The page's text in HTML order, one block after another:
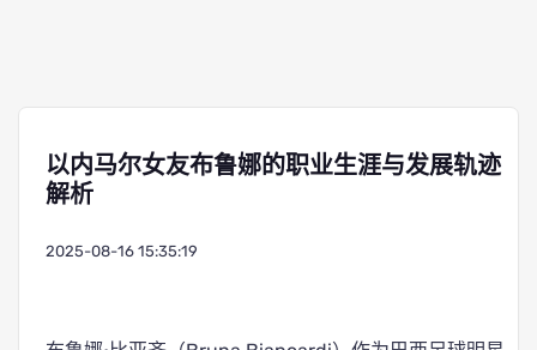
以内马尔女友布鲁娜的职业生涯与发展轨迹
解析
2025-08-16 15:35:19